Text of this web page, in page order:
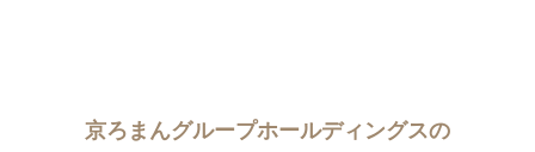
京ろまんグループホールディングスの